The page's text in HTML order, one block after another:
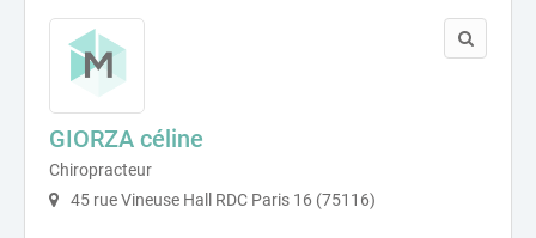
GIORZA céline
Chiropracteur
45 rue Vineuse Hall RDC Paris 16 (75116)